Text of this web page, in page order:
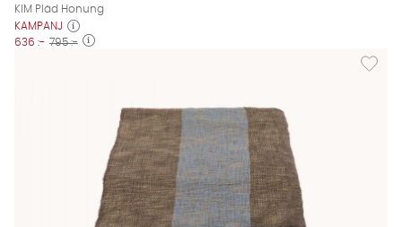
KIM Pläd Honung
KAMPANJ
636 :- 795 :-
Lägg